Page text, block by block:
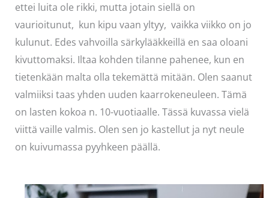
ettei luita ole rikki, mutta jotain siellä on
vaurioitunut, kun kipu vaan yltyy, vaikka viikko on jo
kulunut. Edes vahvoilla särkylääkkeillä en saa oloani
kivuttomaksi. Iltaa kohden tilanne pahenee, kun en
tietenkään malta olla tekemättä mitään. Olen saanut
valmiiksi taas yhden uuden kaarrokeneuleen. Tämä
on lasten kokoa n. 10-vuotiaalle. Tässä kuvassa vielä
viittä vaille valmis. Olen sen jo kastellut ja nyt neule
on kuivumassa pyyhkeen päällä.